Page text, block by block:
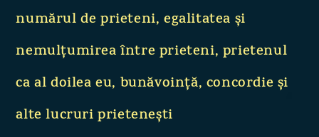
numărul de prieteni, egalitatea și
nemulțumirea între prieteni, prietenul
ca al doilea eu, bunăvoință, concordie și
alte lucruri prietenești